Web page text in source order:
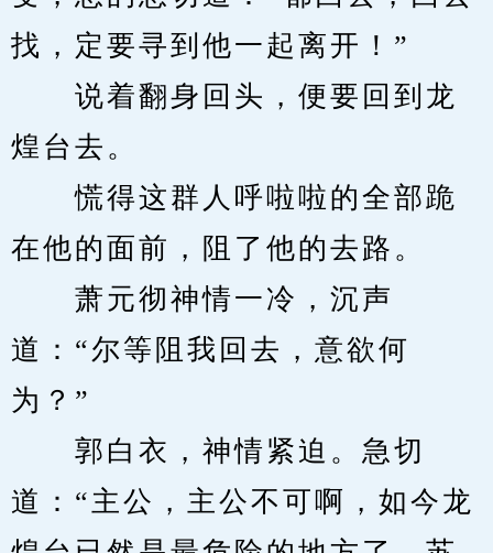
找，定要寻到他一起离开！”
说着翻身回头，便要回到龙
煌台去。
慌得这群人呼啦啦的全部跪
在他的面前，阻了他的去路。
萧元彻神情一冷，沉声
道：“尔等阻我回去，意欲何
为？”
郭白衣，神情紧迫。急切
道：“主公，主公不可啊，如今龙